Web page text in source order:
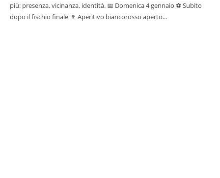
più: presenza, vicinanza, identità. 📅 Domenica 4 gennaio ⚽ Subito
dopo il fischio finale 🍷 Aperitivo biancorosso aperto...